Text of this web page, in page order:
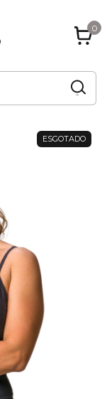
0
ESGOTADO